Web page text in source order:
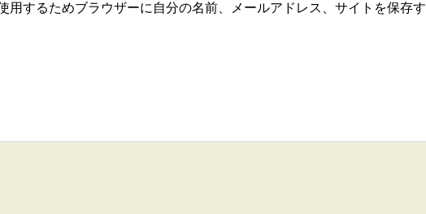
用するためブラウザーに自分の名前、メールアドレス、サイトを保存す